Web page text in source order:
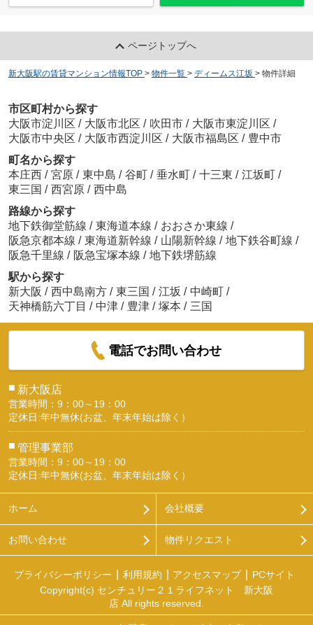
ページトップへ
新大阪駅の賃貸マンション情報TOP > 物件一覧 > ディームス江坂 > 物件詳細
市区町村から探す
大阪市淀川区 / 大阪市北区 / 吹田市 / 大阪市東淀川区 /
大阪市中央区 / 大阪市西淀川区 / 大阪市福島区 / 豊中市
町名から探す
本庄西 / 宮原 / 東中島 / 谷町 / 垂水町 / 十三東 / 江坂町 /
東三国 / 西宮原 / 西中島
路線から探す
地下鉄御堂筋線 / 東海道本線 / おおさか東線 /
阪急京都本線 / 東海道新幹線 / 山陽新幹線 / 地下鉄谷町線 /
阪急千里線 / 阪急宝塚本線 / 地下鉄堺筋線
駅から探す
新大阪 / 西中島南方 / 東三国 / 江坂 / 中崎町
/
天神橋筋六丁目 / 中津 / 豊津 / 塚本 / 三国
電話でお問い合わせ
■ 新大阪店
営業時間：9：00～19：00
定休日:年中無休(お盆、年末年始は除く）
■ 管理事業部
営業時間：9：00～19：00
定休日:年中無休(お盆、年末年始は除く）
ホーム 会社概要
お問い合わせ 物件リクエスト
プライバシーポリシー 利用規約 アクセスマップ
PCサイト
Copyright(c) センチュリー２１ライフネット 新大阪
店 All rights reserved.